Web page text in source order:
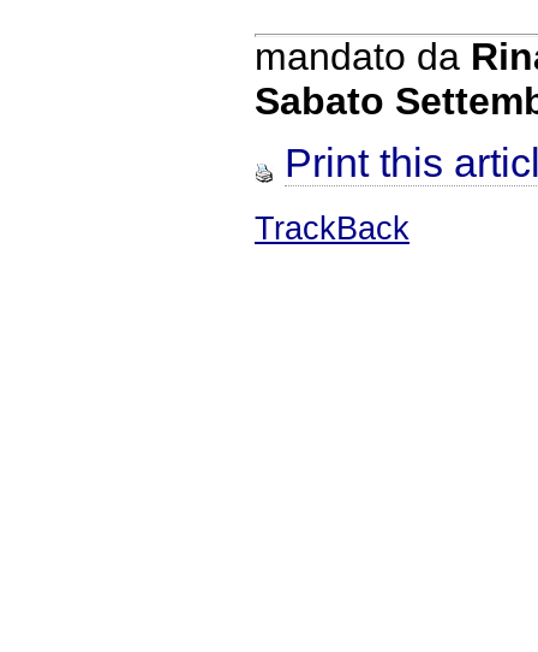
mandato da
Sabato
Print this
TrackBack